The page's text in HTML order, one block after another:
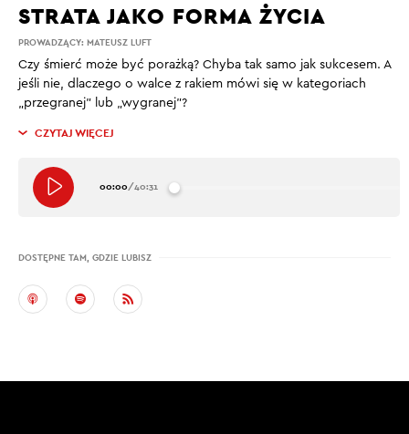
PROWADZĄCY: MATEUSZ LUFT
STRATA JAKO FORMA ŻYCIA
Czy śmierć może być porażką? Chyba tak samo jak sukcesem. A
jeśli nie, dlaczego o walce z rakiem mówi się w kategoriach
„przegranej” lub „wygranej”?
CZYTAJ WIĘCEJ
00:00/40:31
DOSTĘPNE TAM, GDZIE LUBISZ